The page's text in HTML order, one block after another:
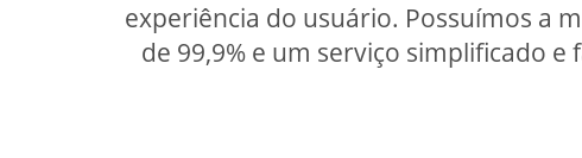
experiência do usuário. Possuímos a
de 99,9% e um serviço simplificado